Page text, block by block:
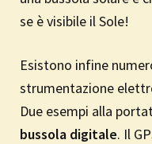
se è visibile il Sole!
Esistono infine
strumentazione
Due esempi alla
bussola digitale. Il